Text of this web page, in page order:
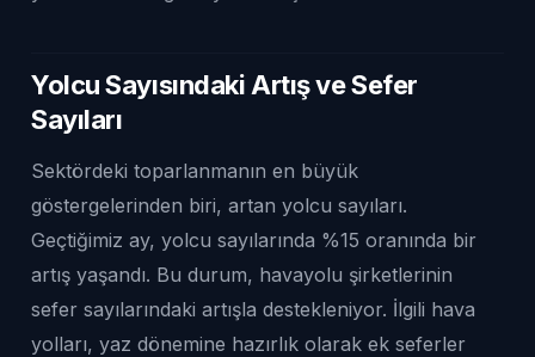
Yolcu Sayısındaki Artış ve Sefer
Sayıları
Sektördeki toparlanmanın en büyük
göstergelerinden biri, artan yolcu sayıları.
Geçtiğimiz ay, yolcu sayılarında %15 oranında bir
artış yaşandı. Bu durum, havayolu şirketlerinin
sefer sayılarındaki artışla destekleniyor. İlgili hava
yolları, yaz dönemine hazırlık olarak ek seferler